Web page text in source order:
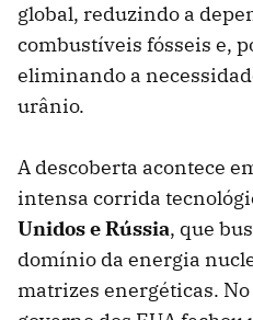
global, reduzindo a
combustíveis fósseis e,
eliminando a
urânio.
A descoberta acontece
intensa corrida
Unidos e Rússia, que
domínio da energia
matrizes energéticas.